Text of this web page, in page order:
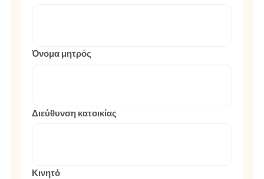
Όνομα μητρός
Διεύθυνση κατοικίας
Κινητό